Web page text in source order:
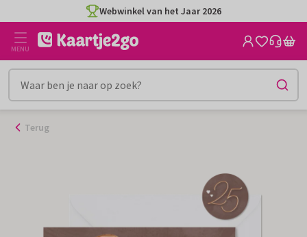
naar
inhoud
Webwinkel van het Jaar 2026
MENU
Terug